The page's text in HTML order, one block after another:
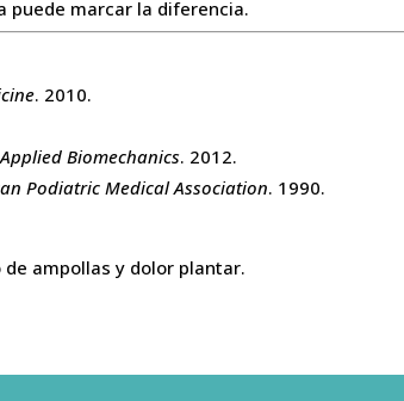
puede marcar la diferencia.
. 2010.
Biomechanics. 2012.
Podiatric Medical Association. 1990.
ampollas y dolor plantar.